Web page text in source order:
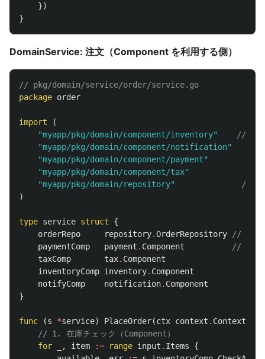
})
}
DomainService: 注文（Component を利用する側）
// pkg/domain/service/order/service.go
package order
import
(
"myapp/pkg/domain/component/inventory"
// ✅
"myapp/pkg/domain/component/notification"
"myapp/pkg/domain/component/payment"
"myapp/pkg/domain/component/tax"
"myapp/pkg/domain/repository"
// ✅
)
type service struct
{
orderRepo
repository.OrderRepository
//
paymentComp
payment . Component
//
taxComp
tax. Component
inventoryComp inventory. Component
notifyComp
notification. Component
}
func (s *service) PlaceOrder(ctx context . Context
// 1. 在庫チェック（Component）
for
, item := range input . Items
{